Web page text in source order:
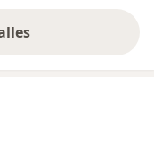
experiencia